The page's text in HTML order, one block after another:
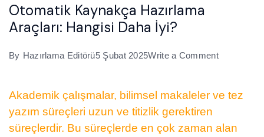
Otomatik Kaynakça Hazırlama
Araçları: Hangisi Daha İyi?
By Hazırlama Editörü5 Şubat 2025Write a Commenton
Akademik çalışmalar, bilimsel makaleler ve tez
yazım süreçleri uzun ve titizlik gerektiren
süreçlerdir. Bu süreçlerde en çok zaman alan